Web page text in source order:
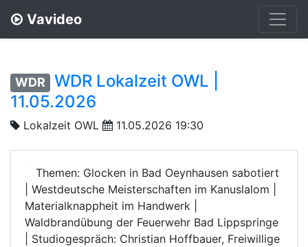
Vavideo
WDR
WDR Lokalzeit OWL |
11.05.2026
Lokalzeit OWL 11.05.2026 19:30
Themen: Glocken in Bad Oeynhausen sabotiert
| Westdeutsche Meisterschaften im Kanuslalom |
Materialknappheit im Handwerk |
Waldbrandübung der Feuerwehr Bad Lippspringe
| Studiogespräch: Christian Hoffbauer, Freiwillige